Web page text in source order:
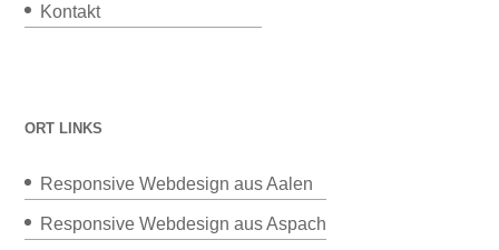
Kontakt
ORT LINKS
Responsive Webdesign aus Aalen
Responsive Webdesign aus Aspach